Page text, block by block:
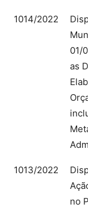
1014/2022
01/
as
1013/2022
no